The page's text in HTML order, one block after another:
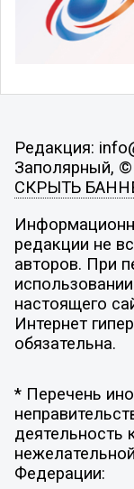
Редакция:
Заполярный, ©
СКРЫТЬ
редакции не
авторов. При
настоящего
Интернет
обязательна.
* Перечень
деятельность
Федерации: